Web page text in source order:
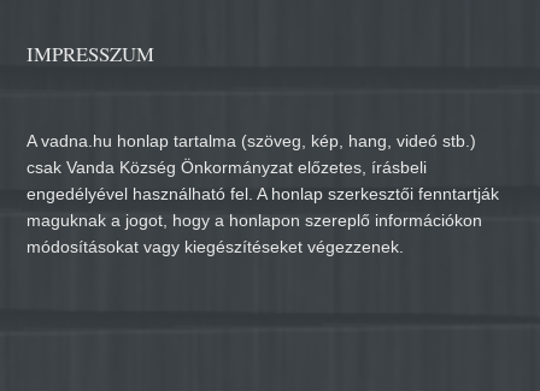
IMPRESSZUM
A vadna.hu honlap tartalma (szöveg, kép, hang, videó stb.)
csak Vanda Község Önkormányzat előzetes, írásbeli
engedélyével használható fel. A honlap szerkesztői fenntartják
maguknak a jogot, hogy a honlapon szereplő információkon
módosításokat vagy kiegészítéseket végezzenek.